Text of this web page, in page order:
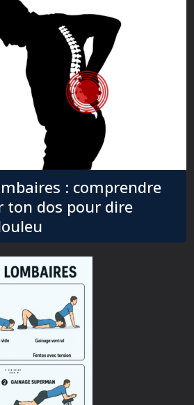
: comprendre
ton dos pour dire